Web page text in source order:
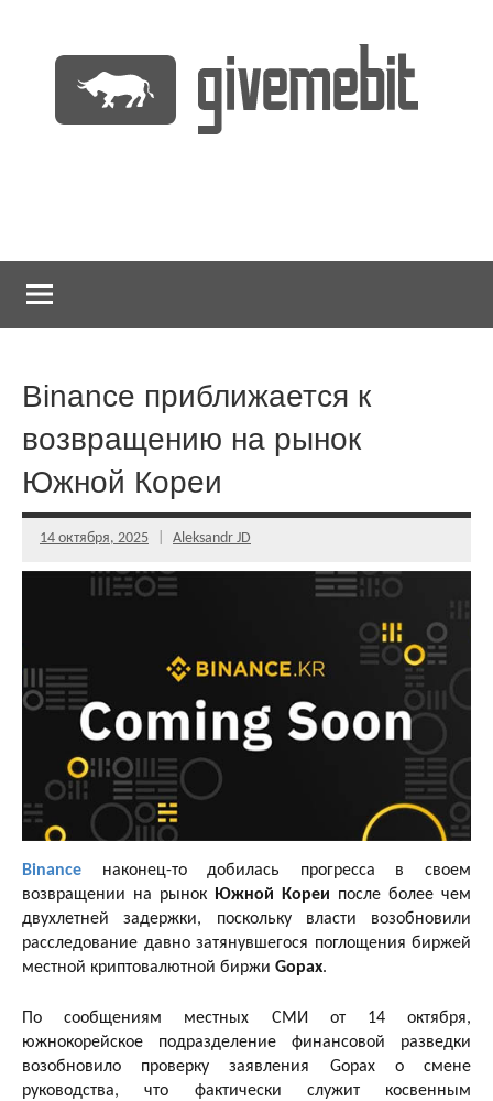
содержимому
Binance приближается к
возвращению на рынок
Южной Кореи
14 октября, 2025 Aleksandr JD
Binance наконец-то добилась прогресса в своем
возвращении на рынок
Южной Кореи после более чем
двухлетней задержки, поскольку власти возобновили
расследование давно затянувшегося поглощения биржей
местной криптовалютной биржи Gopax.
По сообщениям местных СМИ от 14 октября,
южнокорейское подразделение финансовой разведки
возобновило проверку заявления Gopax о смене
руководства, что фактически служит косвенным